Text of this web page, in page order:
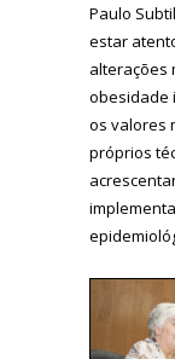
Paulo
estar
alterações
obesidade
os valores
próprios